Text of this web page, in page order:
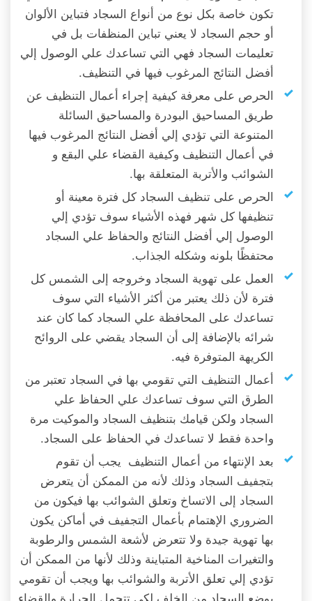
تكون خاصة بكل نوع من أنواع السجاد فتباين الألوان
أو حجم السجاد لا يعني تباين المنظفات بل في
تعليمات السجاد فهي التي تساعدك علي الوصول إلي
أفضل النتائج المرغوب فيها في التنظيف.
الحرص على معرفة كيفية إجراء أعمال التنظيف عن
طريق المساحيق البودرة والمساحيق السائلة
المتنوعة التي تؤدي إلي أفضل النتائج المرغوب فيها
في أعمال التنظيف وكيفية القضاء علي البقع و
الشوائب والأتربة المتعلقة بها.
الحرص على تنظيف السجاد كل فترة معينة أو
تنظيفها كل شهر فهذه الأشياء سوف تؤدي إلي
الوصول إلي أفضل النتائج والحفاظ علي السجاد
محتفظًا بلونه وشكله الجذاب.
العمل على تهوية السجاد وخروجه إلى الشمس كل
فترة لأن ذلك يعتبر من أكثر الأشياء التي سوف
تساعدك على المحافظة علي السجاد كما كان عند
شرائه بالإضافة إلى أن السجاد يقضي على الروائح
الكريهة المتوفرة فيه.
أعمال التنظيف التي تقومي بها في السجاد تعتبر من
الطرق التي سوف تساعدك علي الحفاظ علي
السجاد ولكن قيامك بتنظيف السجاد والموكيت مرة
واحدة فقط لا تساعدك في الحفاظ على السجاد.
بعد الإنتهاء من أعمال التنظيف يجب أن تقوم
بتجفيف السجاد وذلك لأنه من الممكن أن يتعرض
السجاد إلى الاتساخ وتعلق الشوائب بها فيكون من
الضروري الإهتمام بأعمال التجفيف في أماكن يكون
بها تهوية جيدة ولا تتعرض لأشعة الشمس والرطوبة
والتغيرات المناخية المتباينة وذلك لأنها من الممكن أن
تؤدي إلي تعلق الأتربة والشوائب بها ويجب أن تقومي
بوضع السجاد من الخلف لكي تتحمل الحرارة والقضاء